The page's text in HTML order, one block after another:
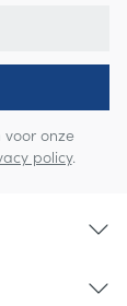
voor onze
policy.